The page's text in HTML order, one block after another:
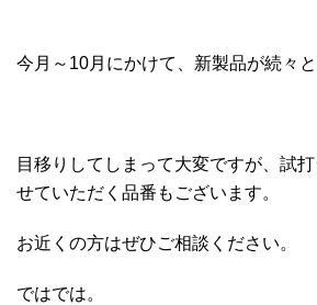
今月～10月にかけて、新製品が続々と
目移りしてしまって大変ですが、試
せていただく品番もございます。
お近くの方はぜひご相談ください。
ではでは。